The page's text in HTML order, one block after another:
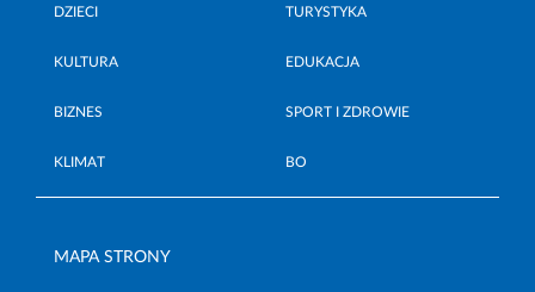
DZIECI TURYSTYKA
KULTURA EDUKACJA
BIZNES SPORT I ZDROWIE
KLIMAT BO
MAPA STRONY